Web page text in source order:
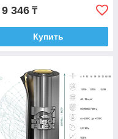
9 346 ₸
Купить